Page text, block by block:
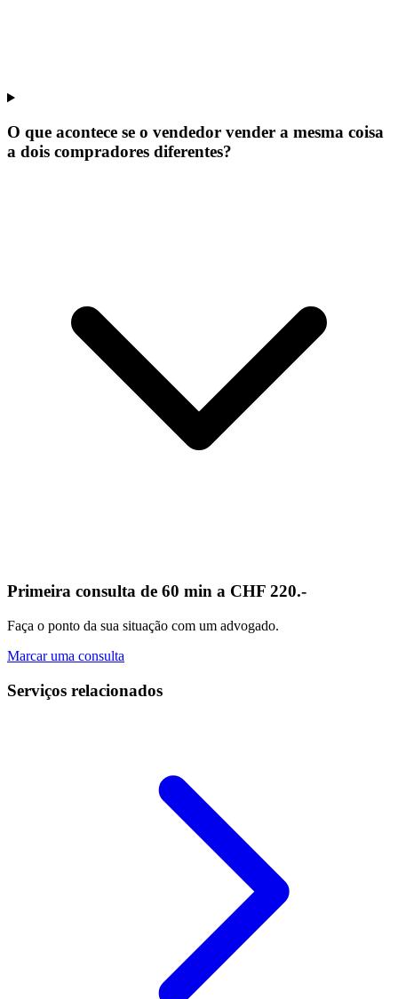
O que acontece se o vendedor vender a mesma coisa
a dois compradores diferentes?
Primeira consulta de 60 min a CHF 220.-
Faça o ponto da sua situação com um advogado.
Marcar uma consulta
Serviços relacionados